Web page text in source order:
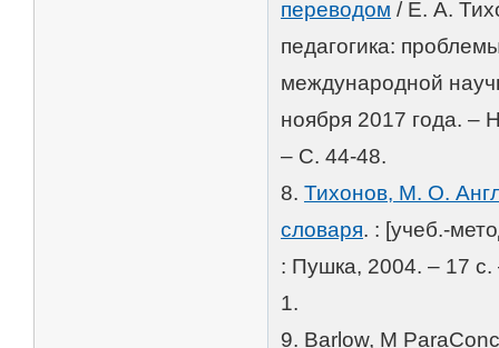
переводом / Е. А.
педагогика:
международной
ноября 2017 года. –
– С. 44-48.
8.Тихонов, М. О.
словаря. : [учеб.-
: Пушка, 2004. – 17
1.
9. Barlow, M